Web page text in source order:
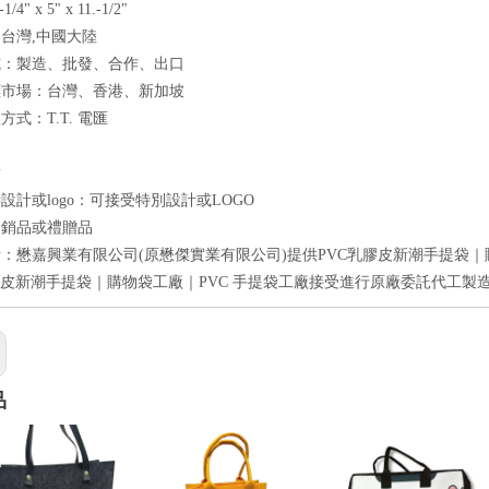
1/4" x 5" x 11.-1/2"
灣,中國大陸
製造、批發、合作、出口
場：台灣、香港、新加坡
式：T.T. 電匯
計或logo：可接受特別設計或LOGO
品或禮贈品
懋嘉興業有限公司(原懋傑實業有限公司)提供PVC乳膠皮新潮手提袋
新潮手提袋｜購物袋工廠｜PVC 手提袋工廠接受進行原廠委託代工製